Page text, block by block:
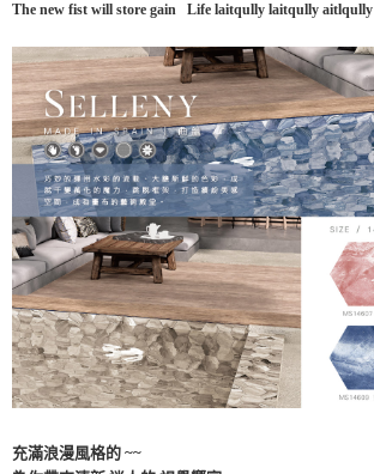
The new fist will store gain Life laitqully laitqully aitlqully
充滿浪漫風格的 ~~